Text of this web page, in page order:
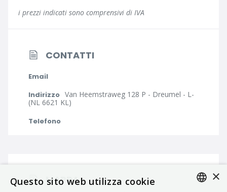
i prezzi indicati sono comprensivi di IVA
CONTATTI
Email
Indirizzo Van Heemstraweg 128 P - Dreumel - L-
(NL 6621 KL)
Telefono
MAPPA ×
Questo sito web utilizza cookie